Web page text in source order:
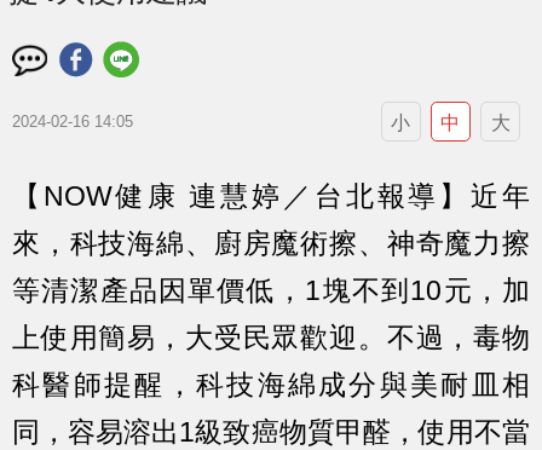
2024-02-16 14:05 小 中 大
【NOW健康 連慧婷／台北報導】近年
來，科技海綿、廚房魔術擦、神奇魔力擦
等清潔產品因單價低，1塊不到10元，加
上使用簡易，大受民眾歡迎。不過，毒物
科醫師提醒，科技海綿成分與美耐皿相
同，容易溶出1級致癌物質甲醛，使用不當